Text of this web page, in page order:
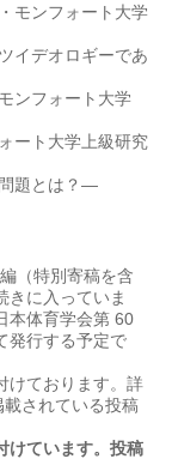
モンフォート大学
イデオロギーであ
ンフォート大学
ート大学上級研究
題とは？―
（特別寄稿を含
きに入っていま
本体育学会第 60
発行する予定で
けております。詳
されている投稿
けています。投稿